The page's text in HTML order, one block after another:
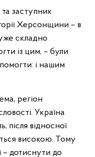
заступник
Херсонщини – в
складно
із цим, – були
і нашим
регіон
Україна
після відносної
високою. Тому
– дотиснути до